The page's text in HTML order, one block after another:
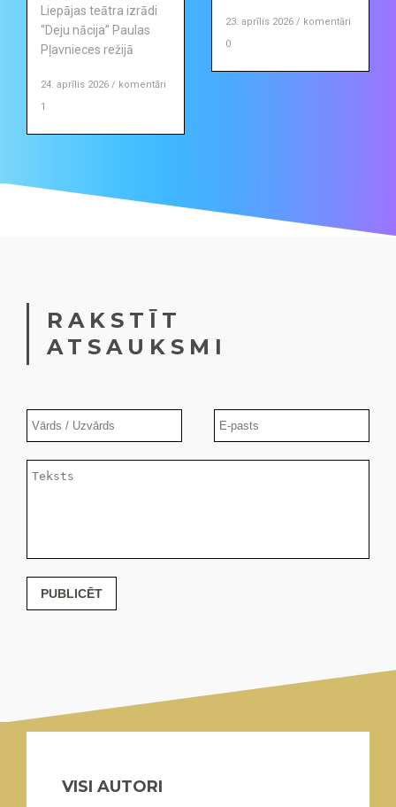
Liepājas teātra izrādi
“Deju nācija” Paulas
Pļavnieces režijā
24. aprīlis 2026 / komentāri
1
23. aprīlis 2026 / komentāri
0
RAKSTĪT
ATSAUKSMI
PUBLICĒT
VISI AUTORI